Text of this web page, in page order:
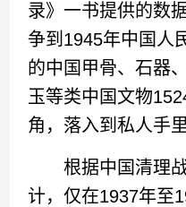
录》一书提供的数
争到1945年中国人
的中国甲骨、石器
玉等类中国文物
角，落入到私人手
根据中国清理战
计，仅在1937年至